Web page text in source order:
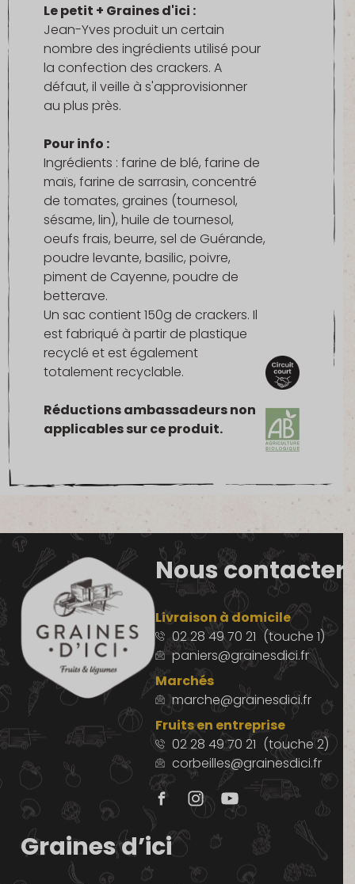
Le petit + Graines d'ici :
Jean-Yves produit un certain
nombre des ingrédients utilisé pour
la confection des crackers. A
défaut, il veille à s'approvisionner
au plus près.
Pour info :
Ingrédients : farine de blé, farine de
maïs, farine de sarrasin, concentré
de tomates, graines (tournesol,
sésame, lin), huile de tournesol,
oeufs frais, beurre, sel de Guérande,
poudre levante, basilic, poivre,
piment de Cayenne, poudre de
betterave.
Un sac contient 150g de crackers. Il
est fabriqué à partir de plastique
recyclé et est également
totalement recyclable.
Réductions ambassadeurs non
applicables sur ce produit.
Nous contacter
Livraison à domicile
02 28 49 70 21 (touche 1)
paniers@grainesdici.fr
Marchés
marche@grainesdici.fr
Fruits en entreprise
02 28 49 70 21 (touche 2)
corbeilles@grainesdici.fr
Graines d’ici